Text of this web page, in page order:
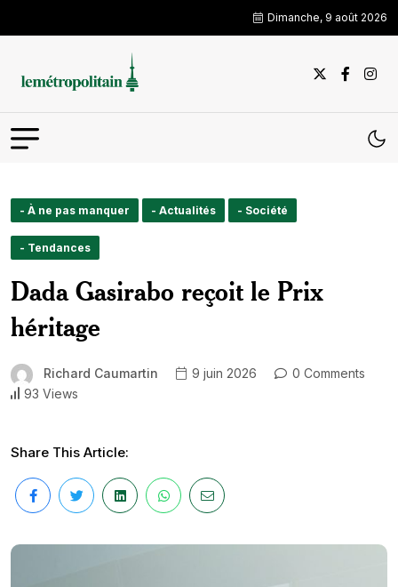
Dimanche, 9 août 2026
- À ne pas manquer - Actualités - Société
- Tendances
Dada Gasirabo reçoit le Prix
héritage
Richard Caumartin 9 juin 2026
0 Comments
93 Views
Share This Article: